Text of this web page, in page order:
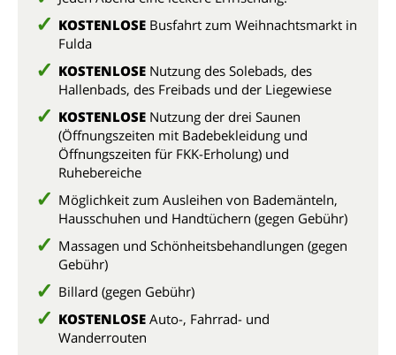
KOSTENLOSE Busfahrt zum Weihnachtsmarkt in
Fulda
KOSTENLOSE Nutzung des Solebads, des
Hallenbads, des Freibads und der Liegewiese
KOSTENLOSE Nutzung der drei Saunen
(Öffnungszeiten mit Badebekleidung und
Öffnungszeiten für FKK-Erholung) und
Ruhebereiche
Möglichkeit zum Ausleihen von Bademänteln,
Hausschuhen und Handtüchern (gegen Gebühr)
Massagen und Schönheitsbehandlungen (gegen
Gebühr)
Billard (gegen Gebühr)
KOSTENLOSE Auto-, Fahrrad- und
Wanderrouten